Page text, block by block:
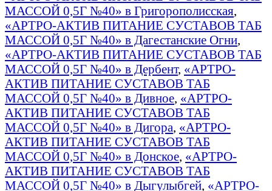
МАССОЙ 0,5Г №40» в Григорополисская,
«АРТРО-АКТИВ ПИТАНИЕ СУСТАВОВ ТАБ
МАССОЙ 0,5Г №40» в Дагестанские Огни,
«АРТРО-АКТИВ ПИТАНИЕ СУСТАВОВ ТАБ
МАССОЙ 0,5Г №40» в Дербент, «АРТРО-
АКТИВ ПИТАНИЕ СУСТАВОВ ТАБ
МАССОЙ 0,5Г №40» в Дивное, «АРТРО-
АКТИВ ПИТАНИЕ СУСТАВОВ ТАБ
МАССОЙ 0,5Г №40» в Дигора, «АРТРО-
АКТИВ ПИТАНИЕ СУСТАВОВ ТАБ
МАССОЙ 0,5Г №40» в Донское, «АРТРО-
АКТИВ ПИТАНИЕ СУСТАВОВ ТАБ
МАССОЙ 0,5Г №40» в Дыгулыбгей, «АРТРО-